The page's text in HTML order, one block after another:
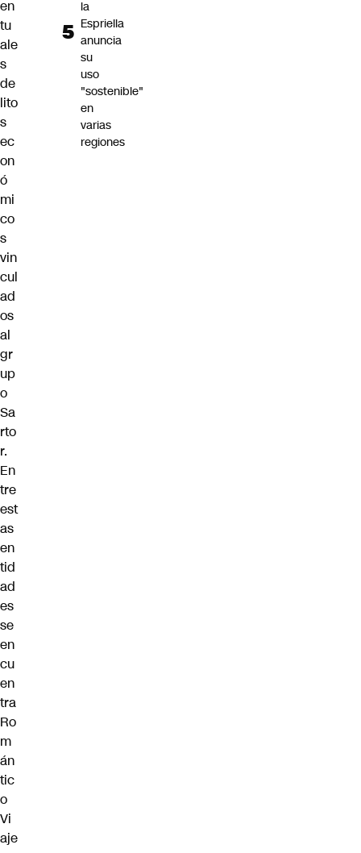
en
tu
ale
s
de
lito
s
ec
on
ó
mi
co
s
vin
cul
ad
os
al
gr
up
o
Sa
rto
r.
En
tre
est
as
en
tid
ad
es
se
en
cu
en
tra
Ro
m
án
tic
o
Vi
aje
la
Espriella
anuncia
su
uso
"sostenible"
en
varias
regiones